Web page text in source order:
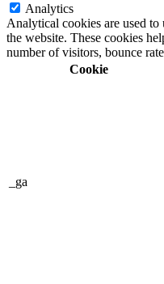
Analytics
Analytical cookies are used
the website. These cookies
number of visitors, bounce
Cookie
_ga